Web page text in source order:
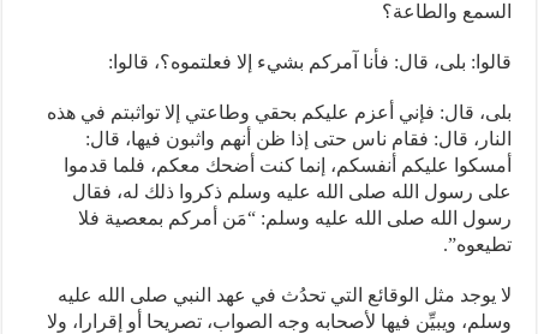
السمع والطاعة؟
قالوا: بلى، قال: فأنا آمركم بشيء إلا فعلتموه؟، قالوا:
بلى، قال: فإني أعزم عليكم بحقي وطاعتي إلا تواثبتم في هذه
النار، قال: فقام ناس حتى إذا ظن أنهم واثبون فيها، قال:
أمسكوا عليكم أنفسكم، إنما كنت أضحك معكم، فلما قدموا
على رسول الله صلى الله عليه وسلم ذكروا ذلك له، فقال
رسول الله صلى الله عليه وسلم: “مَن أمركم بمعصية فلا
تطيعوه”.
لا يوجد مثل الوقائع التي تحدُث في عهد النبي صلى الله عليه
وسلم، ويبيِّن فيها لأصحابه وجه الصواب، تصريحا أو إقرارا، ولا